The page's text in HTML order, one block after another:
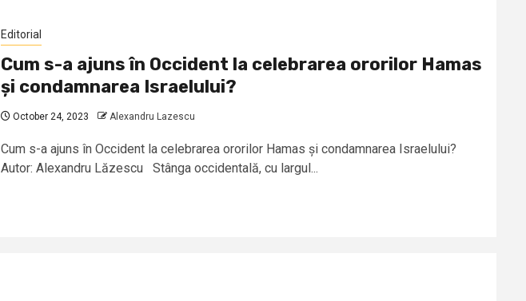
Editorial
Cum s-a ajuns în Occident la celebrarea ororilor Hamas
și condamnarea Israelului?
October 24, 2023 Alexandru Lazescu
Cum s-a ajuns în Occident la celebrarea ororilor Hamas și condamnarea Israelului?
Autor: Alexandru Lăzescu Stânga occidentală, cu largul...